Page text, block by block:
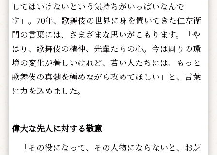
してはいけないという気持ちがいっぱいなんで
す」。70年、歌舞伎の世界に身を置いてきた仁左衛
門の言葉には、さまざまな思いがこもります。「や
はり、歌舞伎の精神、先輩たちの心。今は周りの環
境の変化が著しいけれど、若い人たちには、もっと
歌舞伎の真髄を極めながら攻めてほしい」と、言葉
に力を込めました。
偉大な先人に対する敬意
「その役になって、その人物にならないと、お芝